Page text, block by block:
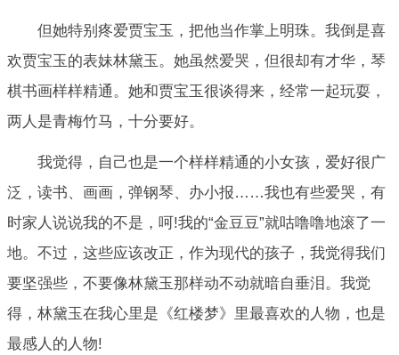
但她特别疼爱贾宝玉，把他当作掌上明珠。我倒是喜
欢贾宝玉的表妹林黛玉。她虽然爱哭，但很却有才华，琴
棋书画样样精通。她和贾宝玉很谈得来，经常一起玩耍，
两人是青梅竹马，十分要好。
我觉得，自己也是一个样样精通的小女孩，爱好很广
泛，读书、画画，弹钢琴、办小报……我也有些爱哭，有
时家人说说我的不是，呵!我的“金豆豆”就咕噜噜地滚了一
地。不过，这些应该改正，作为现代的孩子，我觉得我们
要坚强些，不要像林黛玉那样动不动就暗自垂泪。我觉
得，林黛玉在我心里是《红楼梦》里最喜欢的人物，也是
最感人的人物!